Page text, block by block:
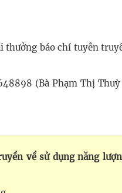
báo chí tuyên
(Bà Phạm Thị
về sử dụng năng